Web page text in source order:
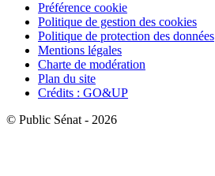
Préférence cookie
Politique de gestion des cookies
Politique de protection des données
Mentions légales
Charte de modération
Plan du site
Crédits : GO&UP
© Public Sénat - 2026